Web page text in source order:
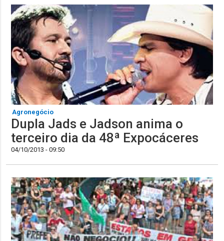
Agronegócio
Dupla Jads e Jadson anima o
terceiro dia da 48ª Expocáceres
04/10/2013 - 09:50